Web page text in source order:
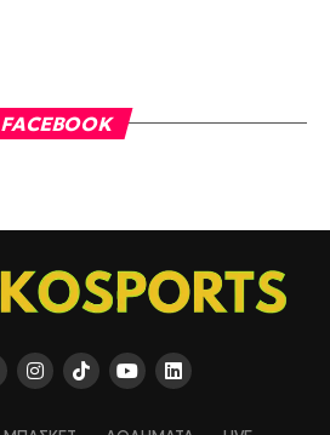
FACEBOOK